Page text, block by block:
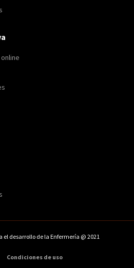
el desarrollo de la Enfermería @ 2021
Condiciones de uso